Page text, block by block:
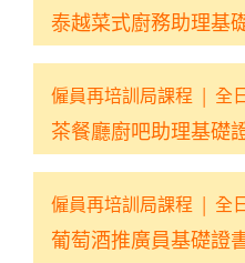
泰越菜式廚務助理基
僱員再培訓局課程 | 全
茶餐廳廚吧助理基礎
僱員再培訓局課程 | 全
葡萄酒推廣員基礎證